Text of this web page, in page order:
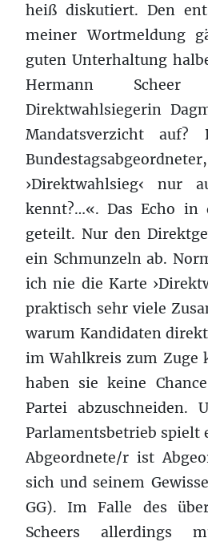
heiß diskutiert. Den
meiner Wortmeldung
guten Unterhaltung
Hermann
Direktwahlsiegerin
Mandatsverzicht
›Direktwahlsieg‹ nur
kennt?…«. Das Echo in
geteilt. Nur den
ein Schmunzeln ab.
ich nie die Karte
praktisch sehr viele
warum Kandidaten
im Wahlkreis zum Zuge
haben sie keine
Partei abzuschneiden.
Parlamentsbetrieb spielt
Abgeordnete/r ist
sich und seinem
GG). Im Falle des
Scheers allerdings